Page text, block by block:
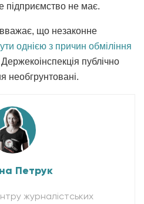
підприємство не має.
що незаконне
однією з причин обміління
публічно
необгрунтовані.
Петрук
журналістських